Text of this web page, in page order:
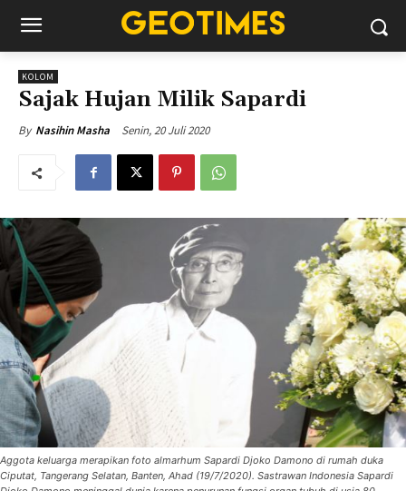
KOLOM
Sajak Hujan Milik Sapardi
By Nasihin Masha Senin, 20 Juli 2020
Aggota keluarga merapikan foto almarhum Sapardi Djoko Damono di rumah duka
Ciputat, Tangerang Selatan, Banten, Ahad (19/7/2020). Sastrawan Indonesia Sapardi